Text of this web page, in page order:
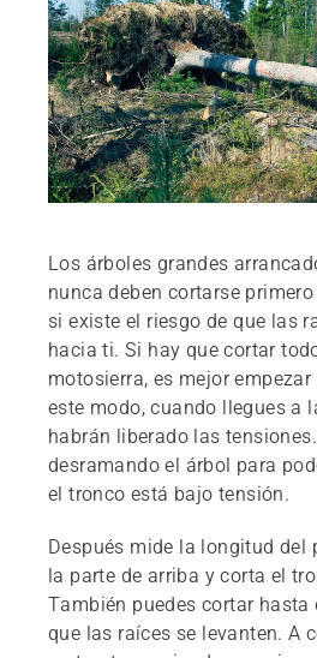
Los árboles grandes
nunca deben cortarse
si existe el riesgo de que las
hacia ti. Si hay que cortar
motosierra, es mejor
este modo, cuando llegues a
habrán liberado las
desramando el árbol para
el tronco está bajo tensión.
Después mide la longitud del
la parte de arriba y corta el
También puedes cortar hasta
que las raíces se levanten. A